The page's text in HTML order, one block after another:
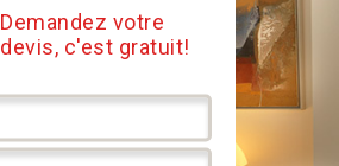
Demandez votre
devis, c'est gratuit!